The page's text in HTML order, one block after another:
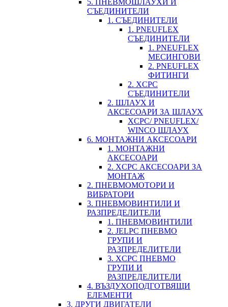
СЪЕДИНИТЕЛИ
1. СЪЕДИНИТЕЛИ
1. PNEUFLEX
СЪЕДИНИТЕЛИ
1. PNEUFLEX
МЕСИНГОВИ
2. PNEUFLEX
ФИТИНГИ
2. XCPC
СЪЕДИНИТЕЛИ
2. ШЛАУХ И
АКСЕСОАРИ ЗА ШЛАУХ
XCPC/ PNEUFLEX/
WINCO ШЛАУХ
6. МОНТАЖНИ АКСЕСОАРИ
1. МОНТАЖНИ
АКСЕСОАРИ
2. XCPC АКСЕСОАРИ ЗА
МОНТАЖ
2. ПНЕВМОМОТОРИ И
ВИБРАТОРИ
3. ПНЕВМОВИНТИЛИ И
РАЗПРЕДЕЛИТЕЛИ
1. ПНЕВМОВИНТИЛИ
2. JELPC ПНЕВМО
ГРУПИ И
РАЗПРЕДЕЛИТЕЛИ
3. XCPC ПНЕВМО
ГРУПИ И
РАЗПРЕДЕЛИТЕЛИ
4. ВЪЗДУХОПОДГОТВЯЩИ
ЕЛЕМЕНТИ
3. ДРУГИ ДВИГАТЕЛИ